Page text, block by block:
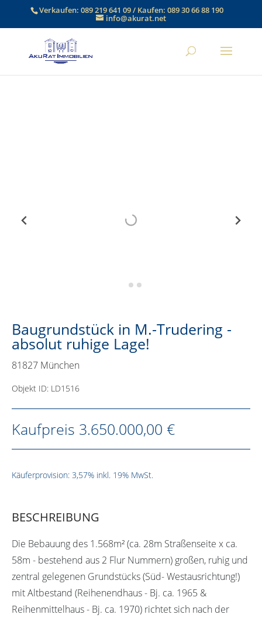
Verkaufen:089 219 641 09/ Kaufen:089 30 66 88 190
info@akurat.net
Baugrundstück in M.-Trudering -
absolut ruhige Lage!
81827 München
Objekt ID: LD1516
Kaufpreis 3.650.000,00 €
Käuferprovision: 3,57% inkl. 19% MwSt.
BESCHREIBUNG
Die Bebauung des 1.568m² (ca. 28m Straßenseite x ca.
58m - bestehend aus 2 Flur Nummern) großen, ruhig und
zentral gelegenen Grundstücks (Süd- Westausrichtung!)
mit Altbestand (Reihenendhaus - Bj. ca. 1965 &
Reihenmittelhaus - Bj. ca. 1970) richtet sich nach der